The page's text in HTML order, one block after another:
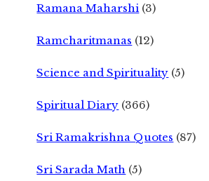
Ramana Maharshi (3)
Ramcharitmanas (12)
Science and Spirituality (5)
Spiritual Diary (366)
Sri Ramakrishna Quotes (87)
Sri Sarada Math (5)